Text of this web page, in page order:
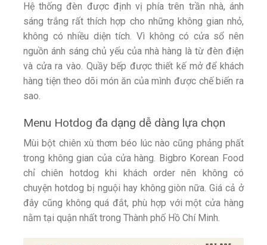
Hệ thống đèn được định vị phía trên trần nhà, ánh
sáng trắng rất thích hợp cho những không gian nhỏ,
không có nhiều diện tích. Vì không có cửa sổ nên
nguồn ánh sáng chủ yếu của nhà hàng là từ đèn điện
và cửa ra vào. Quầy bếp được thiết kế mở để khách
hàng tiện theo dõi món ăn của mình được chế biến ra
sao.
Menu Hotdog đa dạng dễ dàng lựa chọn
Mùi bột chiên xù thơm béo lúc nào cũng phảng phất
trong không gian của cửa hàng. Bigbro Korean Food
chỉ chiên hotdog khi khách order nên không có
chuyện hotdog bị nguội hay không giòn nữa. Giá cả ở
đây cũng không quá đắt, phù hợp với một cửa hàng
nằm tại quận nhất trong Thành phố Hồ Chí Minh.